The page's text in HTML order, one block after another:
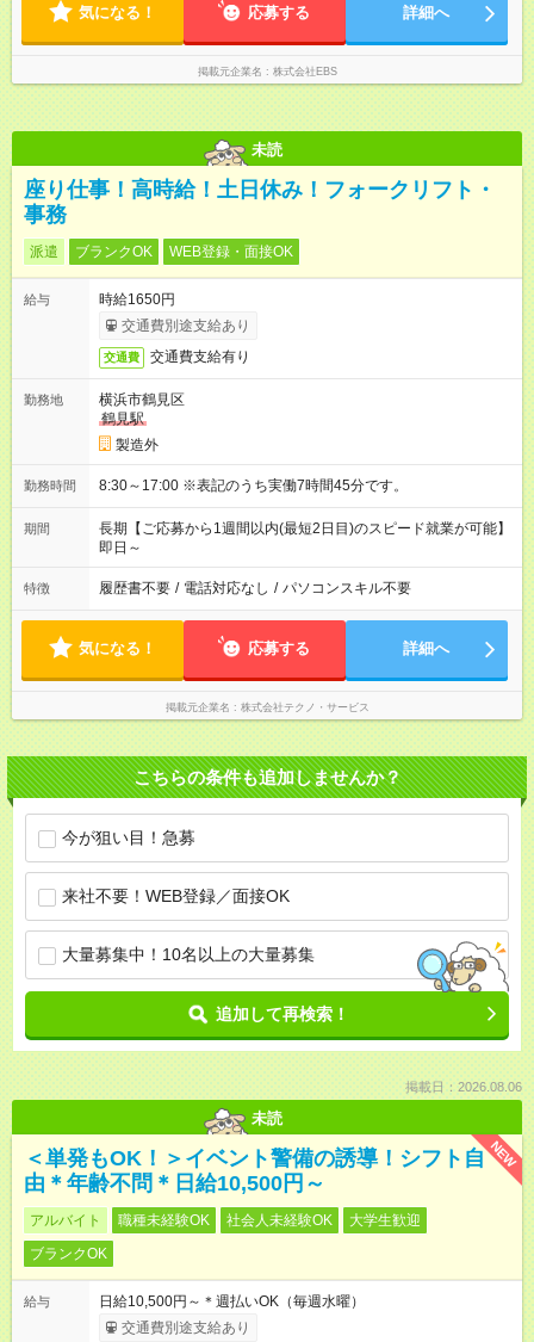
気になる！ 応募する 詳細へ
掲載元企業名 株式会社EBS
未読
座り仕事！高時給！土日休み！フォークリフト・
事務
派遣 ブランクOK WEB登録・面接OK
給与
時給1650円
交通費別途支給あり
交通費 交通費支給有り
勤務地
横浜市鶴見区
鶴見駅
製造外
勤務時間 8:30～17:00 ※表記のうち実働7時間45分です。
期間
長期【ご応募から1週間以内(最短2日目)のスピード就業が可能】
即日～
特徴 履歴書不要 / 電話対応なし / パソコンスキル不要
気になる！ 応募する 詳細へ
掲載元企業名 株式会社テクノ・サービス
こちらの条件も追加しませんか？
今が狙い目！急募
来社不要！WEB登録／面接OK
大量募集中！10名以上の大量募集
追加して再検索！
掲載日：2026.08.06
未読
NEW
＜単発もOK！＞イベント警備の誘導！シフト自
由＊年齢不問＊日給10,500円～
アルバイト 職種未経験OK 社会人未経験OK
大学生歓迎
ブランクOK
給与
日給10,500円～＊週払いOK（毎週水曜）
交通費別途支給あり